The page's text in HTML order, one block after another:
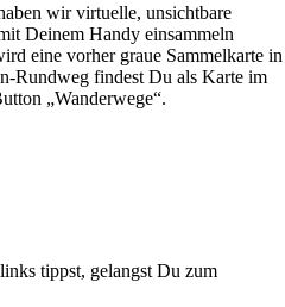
wir virtuelle, unsichtbare
Deinem Handy einsammeln
eine vorher graue Sammelkarte in
Rundweg findest Du als Karte im
„Wanderwege“.
tippst, gelangst Du zum